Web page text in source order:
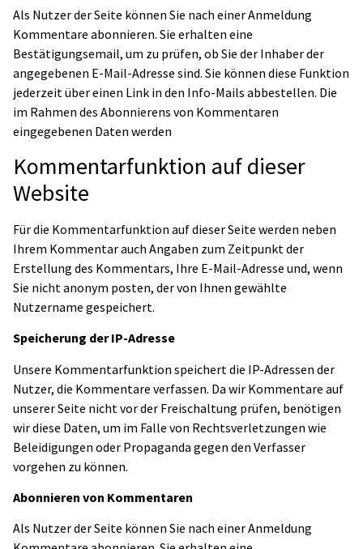
Als Nutzer der Seite können Sie nach einer Anmeldung
Kommentare abonnieren. Sie erhalten eine
Bestätigungsemail, um zu prüfen, ob Sie der Inhaber der
angegebenen E-Mail-Adresse sind. Sie können diese Funktion
jederzeit über einen Link in den Info-Mails abbestellen. Die
im Rahmen des Abonnierens von Kommentaren
eingegebenen Daten werden
Kommentarfunktion auf dieser
Website
Für die Kommentarfunktion auf dieser Seite werden neben
Ihrem Kommentar auch Angaben zum Zeitpunkt der
Erstellung des Kommentars, Ihre E-Mail-Adresse und, wenn
Sie nicht anonym posten, der von Ihnen gewählte
Nutzername gespeichert.
Speicherung der IP-Adresse
Unsere Kommentarfunktion speichert die IP-Adressen der
Nutzer, die Kommentare verfassen. Da wir Kommentare auf
unserer Seite nicht vor der Freischaltung prüfen, benötigen
wir diese Daten, um im Falle von Rechtsverletzungen wie
Beleidigungen oder Propaganda gegen den Verfasser
vorgehen zu können.
Abonnieren von Kommentaren
Als Nutzer der Seite können Sie nach einer Anmeldung